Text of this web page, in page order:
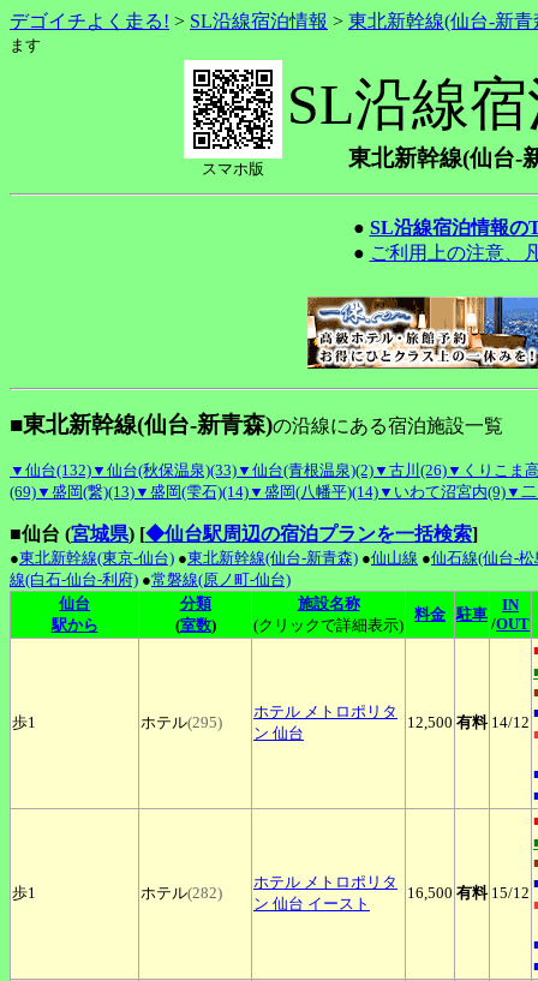
デゴイチよく走る! > SL沿線宿泊情報 > 東北新幹線(仙台-新青
ます
スマホ版
SL沿線
東北新幹線(仙台-
● SL沿線宿泊情報の
● ご利用上の注意、
■東北新幹線(仙台-新青森)の沿線にある宿泊施設一覧
▼仙台(132)▼仙台(秋保温泉)(33)▼仙台(青根温泉)(2)▼古川(26)▼くりこま
(69)▼盛岡(繋)(13)▼盛岡(雫石)(14)▼盛岡(八幡平)(14)▼いわて沼宮内(9)▼二
■仙台 (宮城県) [◆仙台駅周辺の宿泊プランを一括検索]
●東北新幹線(東京-仙台) ●東北新幹線(仙台-新青森) ●仙山線 ●仙石線(仙台-
線(白石-仙台-利府) ●常磐線(原ノ町-仙台)
仙台
駅から
分類
(室数)
施設名称
(クリックで詳細表示)
料金 駐車
IN
/OUT
歩1 ホテル(295)
ホテル メトロポリタ
ン 仙台
12,500 有料 14/12
歩1 ホテル(282)
ホテル メトロポリタ
ン 仙台 イースト
16,500 有料 15/12